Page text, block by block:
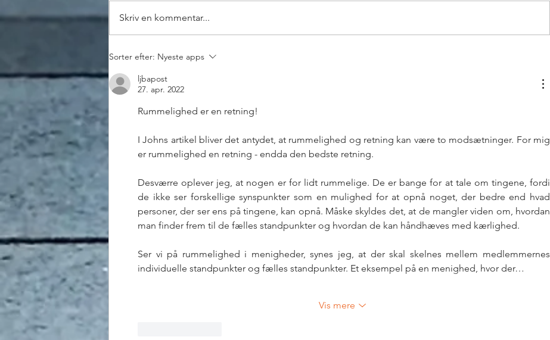
Hjørnesten
snublesten?
Skriv en kommentar...
Sorter efter: Nyeste apps
ljbapost
27. apr. 2022
Rummelighed er en retning!
I Johns artikel bliver det antydet, at rummelighed og retning kan være to modsætninger. For mig
er rummelighed en retning - endda den bedste retning.
Desværre oplever jeg, at nogen er for lidt rummelige. De er bange for at tale om tingene, fordi
de ikke ser forskellige synspunkter som en mulighed for at opnå noget, der bedre end hvad
personer, der ser ens på tingene, kan opnå. Måske skyldes det, at de mangler viden om, hvordan
man finder frem til de fælles standpunkter og hvordan de kan håndhæves med kærlighed.
Ser vi på rummelighed i menigheder, synes jeg, at der skal skelnes mellem medlemmernes
individuelle standpunkter og fælles standpunkter. Et eksempel på en menighed, hvor der…
Vis mere